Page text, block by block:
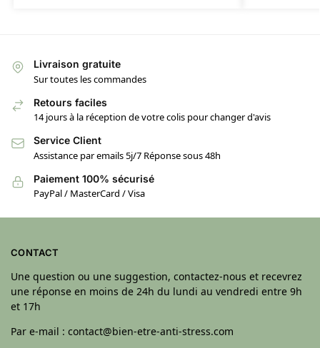
Livraison gratuite
Sur toutes les commandes
Retours faciles
14 jours à la réception de votre colis pour changer d'avis
Service Client
Assistance par emails 5j/7 Réponse sous 48h
Paiement 100% sécurisé
PayPal / MasterCard / Visa
CONTACT
Une question ou une suggestion, contactez-nous et recevrez
une réponse en moins de 24h du lundi au vendredi entre 9h
et 17h
Par e-mail : contact@bien-etre-anti-stress.com